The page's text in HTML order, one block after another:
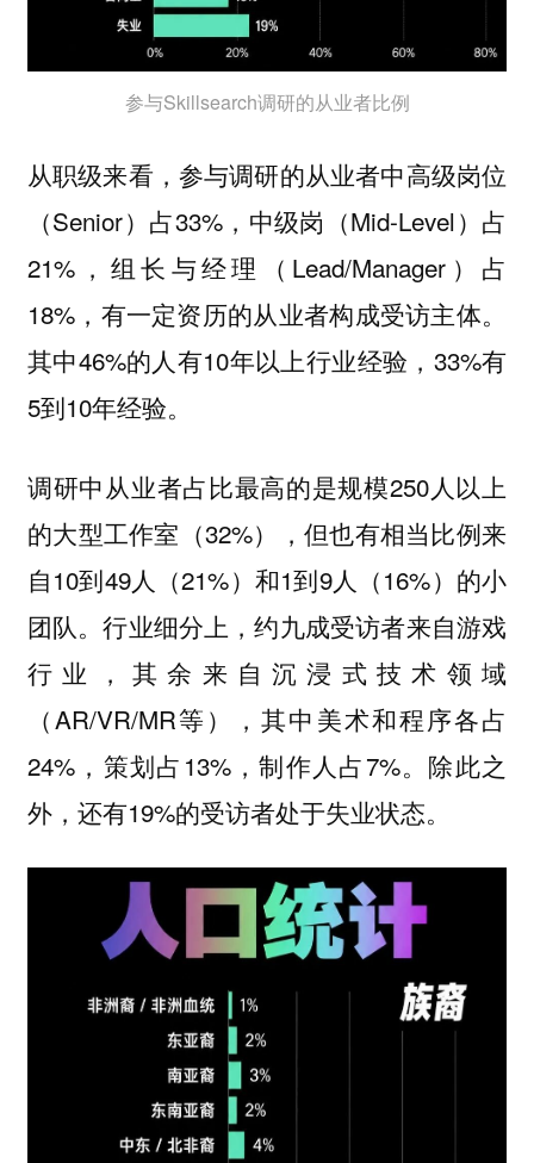
参与Skillsearch调研的从业者比例
从职级来看，参与调研的从业者中高级岗位
（Senior）占33%，中级岗（Mid-Level）占
21%，组长与经理（Lead/Manager）占
18%，有一定资历的从业者构成受访主体。
其中46%的人有10年以上行业经验，33%有
5到10年经验。
调研中从业者占比最高的是规模250人以上
的大型工作室（32%），但也有相当比例来
自10到49人（21%）和1到9人（16%）的小
团队。行业细分上，约九成受访者来自游戏
行业，其余来自沉浸式技术领域
（AR/VR/MR等），其中美术和程序各占
24%，策划占13%，制作人占7%。除此之
外，还有19%的受访者处于失业状态。